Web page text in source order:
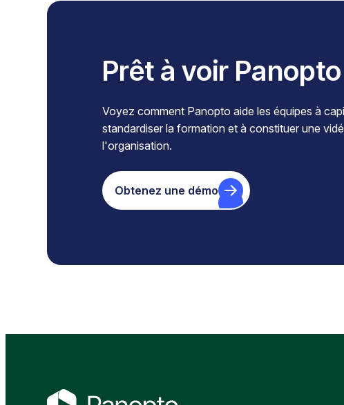
Prêt à voir
Voyez comment Panopto aide les équipes à
standardiser la formation et à constituer une
l'organisation.
Obtenez une démo